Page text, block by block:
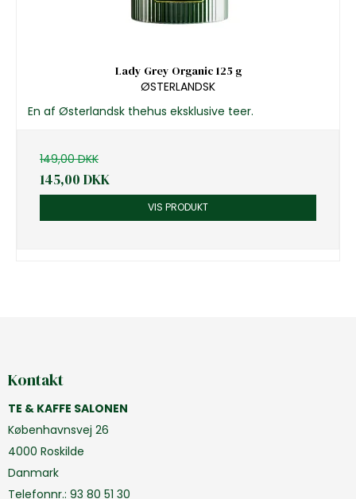
Lady Grey Organic 125 g
ØSTERLANDSK
En af Østerlandsk thehus eksklusive teer.
149,00 DKK
145,00 DKK
VIS PRODUKT
Kontakt
TE & KAFFE SALONEN
Københavnsvej 26
4000 Roskilde
Danmark
Telefonnr.: 93 80 51 30